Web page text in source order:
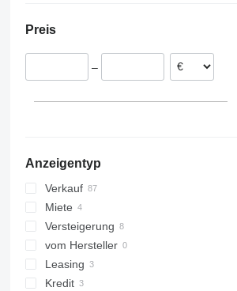
TLTFrankreich
Estland
Preis
–
Anzeigentyp
Verkauf
Miete
Versteigerung
vom Hersteller
Leasing
Kredit